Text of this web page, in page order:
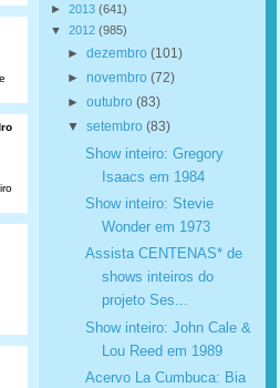
► 2013 (641)
▼ 2012 (985)
► dezembro (101)
► novembro (72)
► outubro (83)
▼ setembro (83)
Show inteiro: Gregory
Isaacs em 1984
Show inteiro: Stevie
Wonder em 1973
Assista CENTENAS* de
shows inteiros do
projeto Ses...
Show inteiro: John Cale &
Lou Reed em 1989
Acervo La Cumbuca: Bia